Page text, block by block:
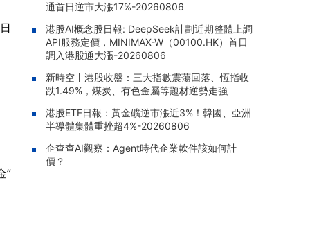
”
要交易
08-06 20:03 |雲想科技(02131.HK)：獨立內部
監控跟進審查完成，補救措施已全部實施，股
份繼續停牌
08-06 19:50 |四川百利天恆藥業遞表港交所，宜
澤康爲全球首款獲批雙特異性ADC，15款臨牀
階段候選藥物在研
08-06 19:35 | 太平洋航運(02343.HK)：2026年
中報股東應佔溢利1.05億美元，同比增加310.3
5%
通首日逆市大漲17%-20260806
港股AI概念股日報: DeepSeek計劃近期整體上調
API服務定價，MINIMAX-W（00100.HK）首日
調入港股通大漲-20260806
新時空丨港股收盤：三大指數震蕩回落、恆指收
跌1.49%，煤炭、有色金屬等題材逆勢走強
港股ETF日報：黃金礦逆市漲近3%！韓國、亞洲
半導體集體重挫超4%-20260806
企查查AI觀察：Agent時代企業軟件該如何計
價？